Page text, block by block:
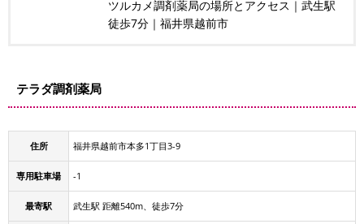
ツルカメ調剤薬局の場所とアクセス｜武生駅
徒歩7分｜福井県越前市
テラダ調剤薬局
住所 福井県越前市本多1丁目3-9
専用駐車場 -1
最寄駅 武生駅 距離540m、徒歩7分